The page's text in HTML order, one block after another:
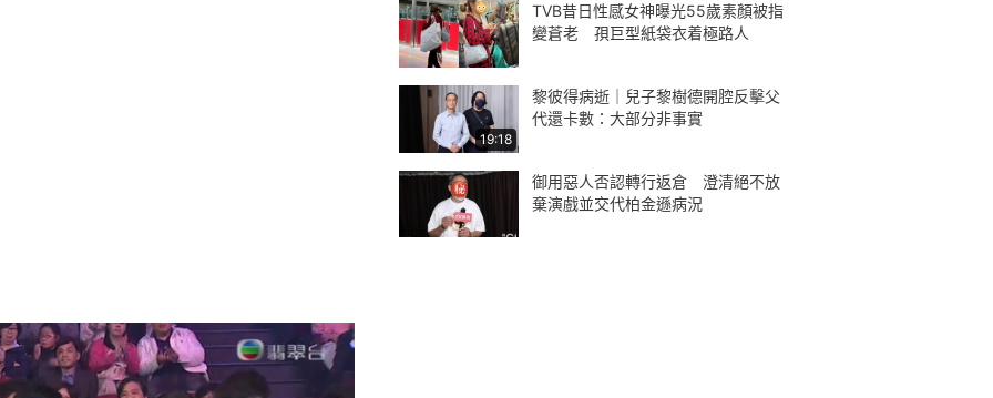
TVB昔日性感女神曝光55歲素顏被指
變蒼老 孭巨型紙袋衣着極路人
19:18
黎彼得病逝｜兒子黎樹德開腔反擊父
代還卡數：大部分非事實
御用惡人否認轉行返倉 澄清絕不放
棄演戲並交代柏金遜病況